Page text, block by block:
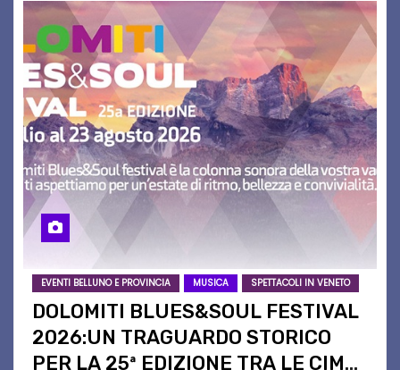
EVENTI BELLUNO E PROVINCIA MUSICA SPETTACOLI IN VENETO
DOLOMITI BLUES&SOUL FESTIVAL
2026:UN TRAGUARDO STORICO
PER LA 25ª EDIZIONE TRA LE CIME